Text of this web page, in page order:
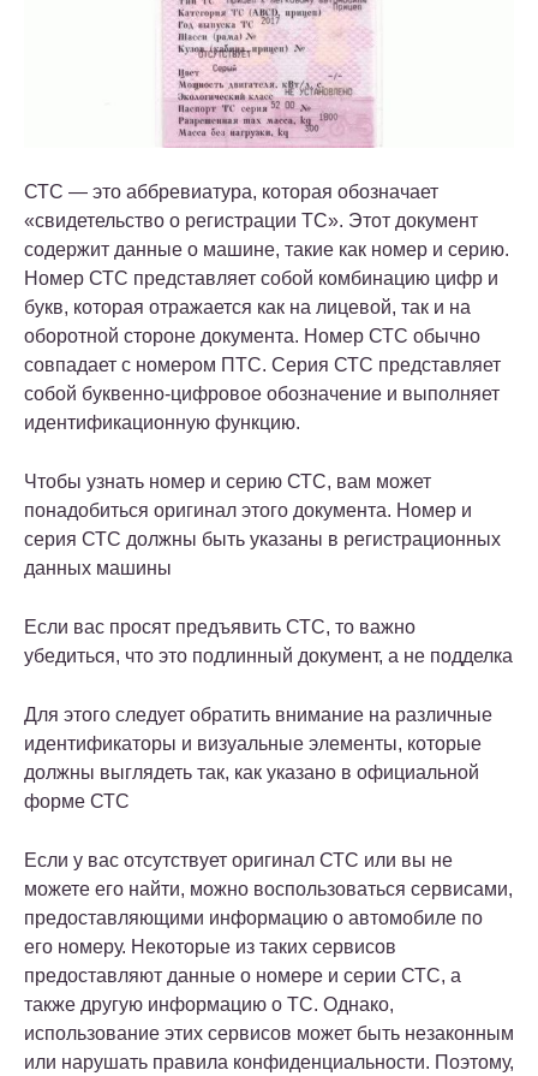
СТС — это аббревиатура, которая обозначает
«свидетельство о регистрации ТС». Этот документ
содержит данные о машине, такие как номер и серию.
Номер СТС представляет собой комбинацию цифр и
букв, которая отражается как на лицевой, так и на
оборотной стороне документа. Номер СТС обычно
совпадает с номером ПТС. Серия СТС представляет
собой буквенно-цифровое обозначение и выполняет
идентификационную функцию.
Чтобы узнать номер и серию СТС, вам может
понадобиться оригинал этого документа. Номер и
серия СТС должны быть указаны в регистрационных
данных машины
Если вас просят предъявить СТС, то важно
убедиться, что это подлинный документ, а не подделка
Для этого следует обратить внимание на различные
идентификаторы и визуальные элементы, которые
должны выглядеть так, как указано в официальной
форме СТС
Если у вас отсутствует оригинал СТС или вы не
можете его найти, можно воспользоваться сервисами,
предоставляющими информацию о автомобиле по
его номеру. Некоторые из таких сервисов
предоставляют данные о номере и серии СТС, а
также другую информацию о ТС. Однако,
использование этих сервисов может быть незаконным
или нарушать правила конфиденциальности. Поэтому,